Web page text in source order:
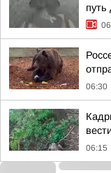
путь
06:30
06:15